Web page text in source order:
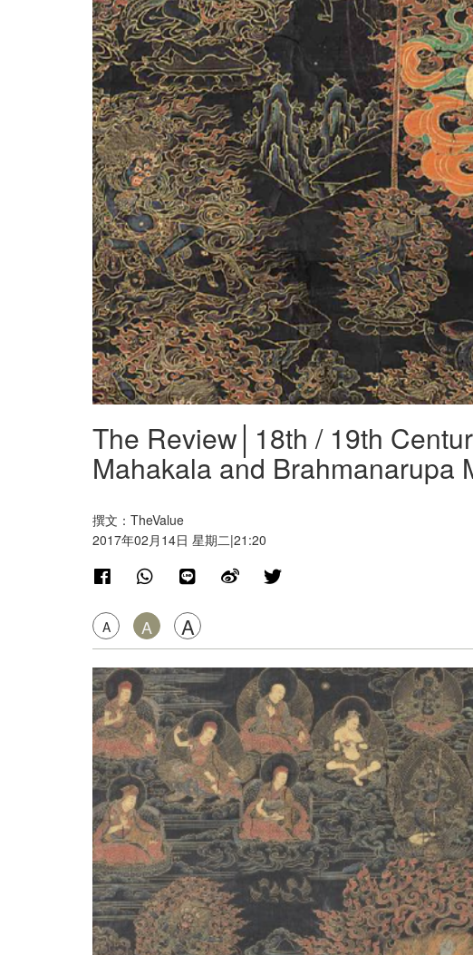
The Review│18th / 19th
Mahakala and Brahmanarupa
撰文：TheValue
2017年02月14日 星期二|21:20
A A A